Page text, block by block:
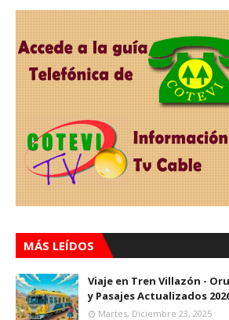
MÁS LEÍDOS
Viaje en Tren Villazón -
y Pasajes Actualizados
Martes, Diciembre 23, 2025